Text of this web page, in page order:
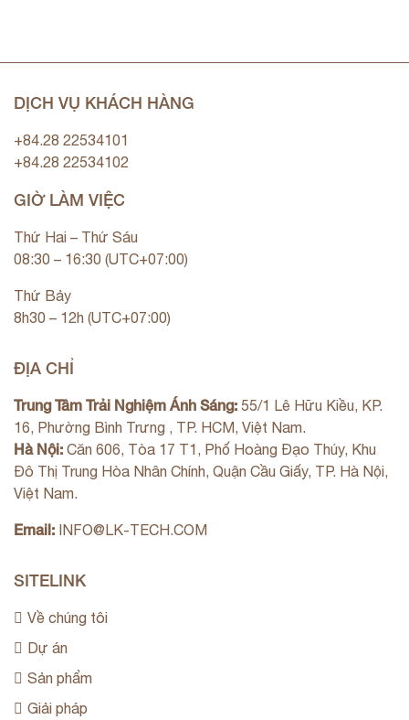
DỊCH VỤ KHÁCH HÀNG
+84.28 22534101
+84.28 22534102
GIỜ LÀM VIỆC
Thứ Hai – Thứ Sáu
08:30 – 16:30 (UTC+07:00)
Thứ Bảy
8h30 – 12h (UTC+07:00)
ĐỊA CHỈ
Trung Tâm Trải Nghiệm Ánh Sáng: 55/1 Lê Hữu Kiều, KP.
16, Phường Bình Trưng , TP. HCM, Việt Nam.
Hà Nội: Căn 606, Tòa 17 T1, Phố Hoàng Đạo Thúy, Khu
Đô Thị Trung Hòa Nhân Chính, Quận Cầu Giấy, TP. Hà Nội,
Việt Nam.
Email: INFO@LK-TECH.COM
SITELINK
Về chúng tôi
Dự án
Sản phẩm
Giải pháp